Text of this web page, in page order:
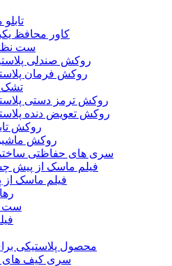
کاور محافظ
ست
روکش صندلی
روکش فرمان
تشک
روکش ترمز دستی
روکش تعویض دنده
روکش
روکش
سری های حفاظتی
فیلم ماسک از پیش
فیلم ماسک از
ست
محصول پلاستیکی
سری کیف